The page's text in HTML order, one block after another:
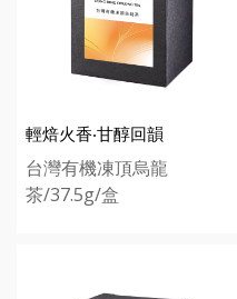
輕焙火香‧甘醇回韻
台灣有機凍頂烏龍
茶/37.5g/盒